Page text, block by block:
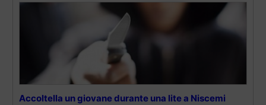
Accoltella un giovane durante una lite a Niscemi